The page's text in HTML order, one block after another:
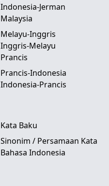
Indonesia-Jerman
Malaysia
Melayu-Inggris
Inggris-Melayu
Prancis
Prancis-Indonesia
Indonesia-Prancis
Kata Baku
Sinonim / Persamaan Kata
Bahasa Indonesia